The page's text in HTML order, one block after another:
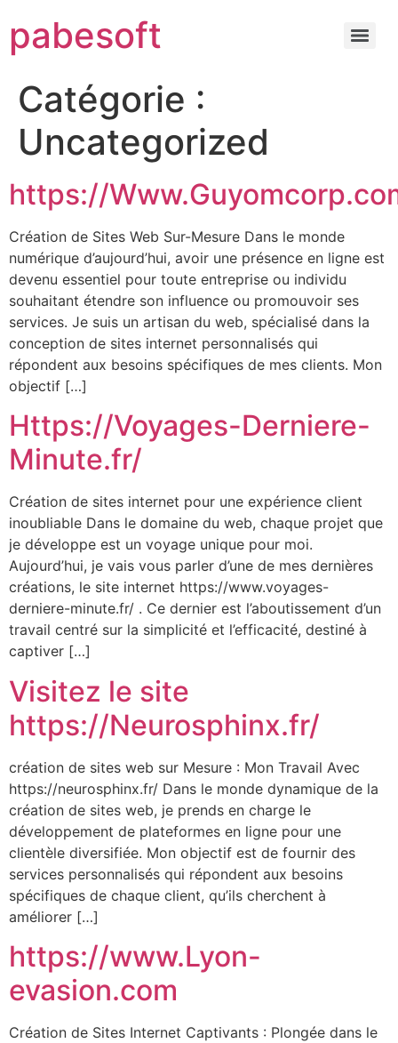
pabesoft
Catégorie :
Uncategorized
https://
Création de Sites Web Sur-Mesure Dans le monde
numérique d’aujourd’hui, avoir une présence en ligne est
devenu essentiel pour toute entreprise ou individu
souhaitant étendre son influence ou promouvoir ses
services. Je suis un artisan du web, spécialisé dans la
conception de sites internet personnalisés qui
répondent aux besoins spécifiques de mes clients. Mon
objectif […]
Https://Voyages-Derniere-
Minute.fr/
Création de sites internet pour une expérience client
inoubliable Dans le domaine du web, chaque projet que
je développe est un voyage unique pour moi.
Aujourd’hui, je vais vous parler d’une de mes dernières
créations, le site internet https://www.voyages-
derniere-minute.fr/ . Ce dernier est l’aboutissement d’un
travail centré sur la simplicité et l’efficacité, destiné à
captiver […]
Visitez le site
https://Neurosphinx.fr/
création de sites web sur Mesure : Mon Travail Avec
https://neurosphinx.fr/ Dans le monde dynamique de la
création de sites web, je prends en charge le
développement de plateformes en ligne pour une
clientèle diversifiée. Mon objectif est de fournir des
services personnalisés qui répondent aux besoins
spécifiques de chaque client, qu’ils cherchent à
améliorer […]
https://www.Lyon-
evasion.com
Création de Sites Internet Captivants : Plongée dans le